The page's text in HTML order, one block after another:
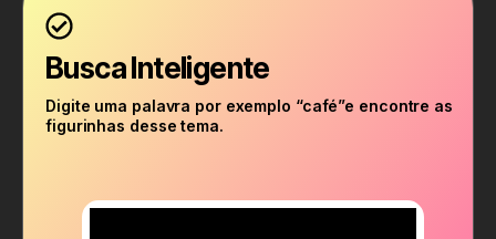
Busca Inteligente
Digite uma palavra por exemplo “café”e encontre as
figurinhas desse tema.